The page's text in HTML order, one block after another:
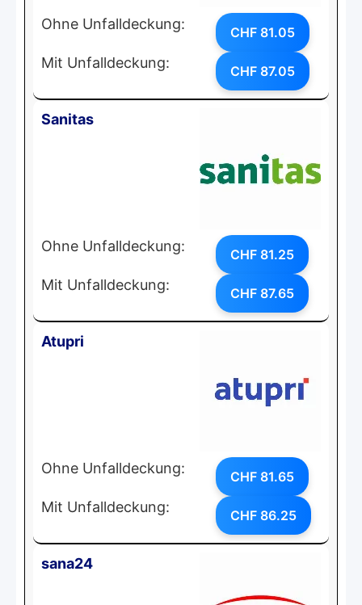
Ohne Unfalldeckung: CHF 81.05
Mit Unfalldeckung: CHF 87.05
Sanitas
Ohne Unfalldeckung: CHF 81.25
Mit Unfalldeckung: CHF 87.65
Atupri
Ohne Unfalldeckung: CHF 81.65
Mit Unfalldeckung: CHF 86.25
sana24